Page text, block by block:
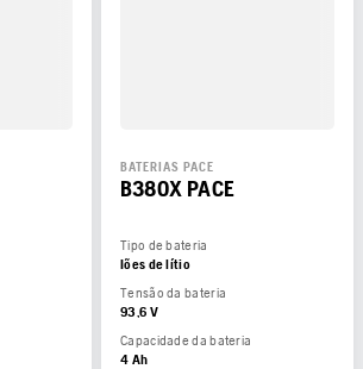
BATERIAS PACE
B380X PACE
Tipo de bateria
Iões de lítio
Tensão da bateria
93,6 V
Capacidade da bateria
4 Ah